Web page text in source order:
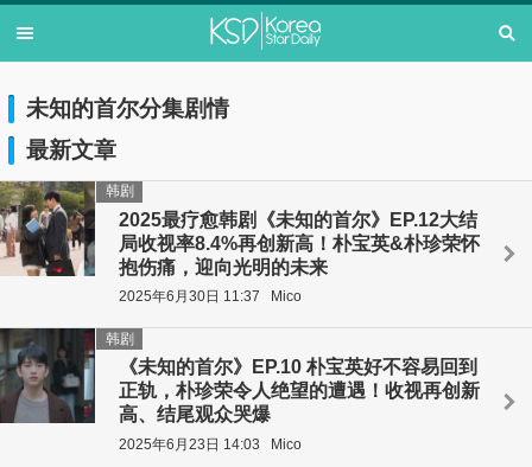
未知的首尔分集剧情
最新文章
2025最疗愈韩剧《未知的首尔》EP.12大结
局收视率8.4%再创新高！朴宝英&朴珍荣怀
抱伤痛，迎向光明的未来
韩剧
2025年6月30日 11:37 Mico
《未知的首尔》EP.10 朴宝英好不容易回到
正轨，朴珍荣令人绝望的遭遇！收视再创新
高、结尾观众哭爆
韩剧
2025年6月23日 14:03 Mico